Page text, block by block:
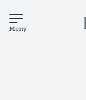
Meny